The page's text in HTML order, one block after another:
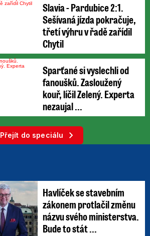
Slavia - Pardubice 2:1.
Sešívaná jízda pokračuje,
třetí výhru v řadě zařídil
Chytil
Sparťané si vyslechli od
fanoušků. Zasloužený
kouř, líčil Zelený. Experta
nezaujal ...
Přejít do speciálu
Havlíček se stavebním
zákonem protlačil změnu
názvu svého ministerstva.
Bude to stát ...